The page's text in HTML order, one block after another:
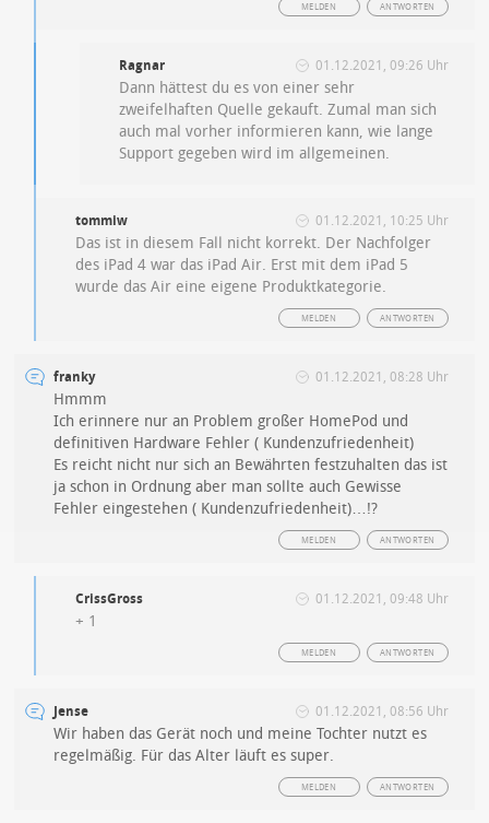
ANTWORTEN
MELDEN
Ragnar 01.12.2021, 09:26 Uhr
Dann hättest du es von einer sehr
zweifelhaften Quelle gekauft. Zumal man sich
auch mal vorher informieren kann, wie lange
Support gegeben wird im allgemeinen.
tommiw 01.12.2021, 10:25 Uhr
Das ist in diesem Fall nicht korrekt. Der Nachfolger
des iPad 4 war das iPad Air. Erst mit dem iPad 5
wurde das Air eine eigene Produktkategorie.
ANTWORTEN
MELDEN
franky 01.12.2021, 08:28 Uhr
Hmmm
Ich erinnere nur an Problem großer HomePod und
definitiven Hardware Fehler ( Kundenzufriedenheit)
Es reicht nicht nur sich an Bewährten festzuhalten das ist
ja schon in Ordnung aber man sollte auch Gewisse
Fehler eingestehen ( Kundenzufriedenheit)…!?
ANTWORTEN
MELDEN
CrissGross 01.12.2021, 09:48 Uhr
+ 1
ANTWORTEN
MELDEN
Jense 01.12.2021, 08:56 Uhr
Wir haben das Gerät noch und meine Tochter nutzt es
regelmäßig. Für das Alter läuft es super.
ANTWORTEN
MELDEN